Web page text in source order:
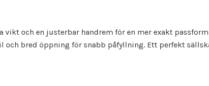
och en justerbar handrem för en mer exakt
bred öppning för snabb påfyllning. Ett perfekt